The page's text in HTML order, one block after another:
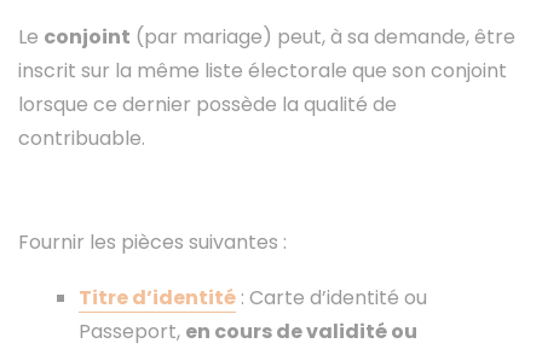
Le conjoint (par mariage) peut, à sa demande, être
inscrit sur la même liste électorale que son conjoint
lorsque ce dernier possède la qualité de
contribuable.
Fournir les pièces suivantes :
Titre d’identité : Carte d’identité ou
Passeport, en cours de validité ou